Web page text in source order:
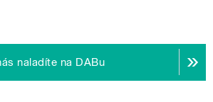
naladíte na DABu